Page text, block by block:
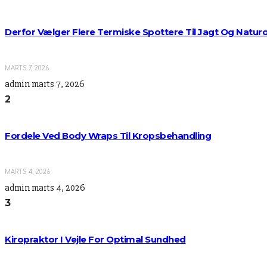
Derfor Vælger Flere Termiske Spottere Til Jagt Og
MARTS 7, 2026
admin marts 7, 2026
2
Fordele Ved Body Wraps Til Kropsbehandling
MARTS 4, 2026
admin marts 4, 2026
3
Kiropraktor I Vejle For Optimal Sundhed